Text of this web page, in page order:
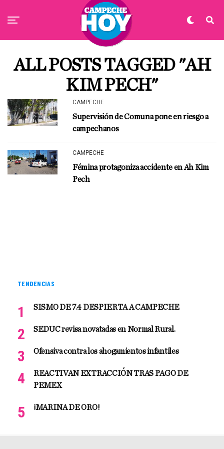
ALL POSTS TAGGED "AH
KIM PECH"
CAMPECHE
Supervisión de Comuna pone en riesgo a
campechanos
CAMPECHE
Fémina protagoniza accidente en Ah Kim
Pech
TENDENCIAS
SISMO DE 7.4 DESPIERTA A CAMPECHE
SEDUC revisa novatadas en Normal Rural.
Ofensiva contra los ahogamientos infantiles
REACTIVAN EXTRACCIÓN TRAS PAGO DE
PEMEX
¡MARINA DE ORO!